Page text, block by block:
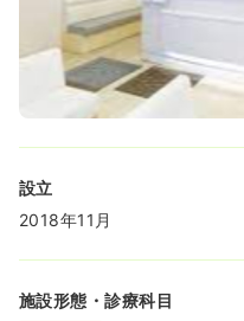
設立
2018年11月
施設形態・診療科目